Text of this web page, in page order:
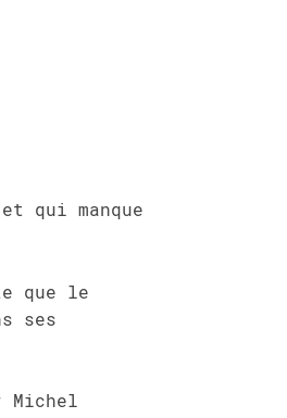
qui manque
que le
ses
Michel